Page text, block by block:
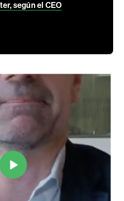
según el CEO